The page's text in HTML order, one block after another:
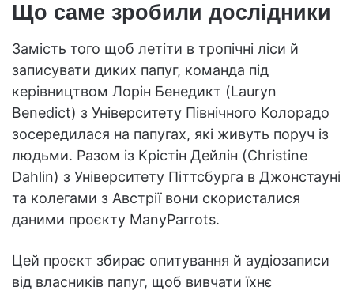
Що саме зробили дослідники
Замість того щоб летіти в тропічні ліси й
записувати диких папуг, команда під
керівництвом Лорін Бенедикт (Lauryn
Benedict) з Університету Північного Колорадо
зосередилася на папугах, які живуть поруч із
людьми. Разом із Крістін Дейлін (Christine
Dahlin) з Університету Піттсбурга в Джонстауні
та колегами з Австрії вони скористалися
даними проєкту ManyParrots.
Цей проєкт збирає опитування й аудіозаписи
від власників папуг, щоб вивчати їхнє